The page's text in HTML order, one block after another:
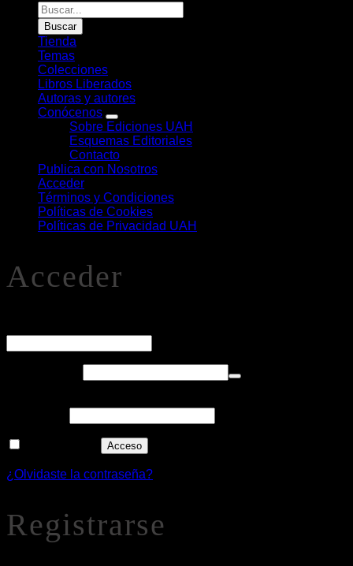
Búsqueda
de
Libros
Buscar
Tienda
Temas
Colecciones
Libros Liberados
Autoras y autores
Conócenos
Sobre Ediciones UAH
Esquemas Editoriales
Contacto
Publica con Nosotros
Acceder
Términos y Condiciones
Políticas de Cookies
Políticas de Privacidad UAH
Acceder
Acceso
¿Olvidaste la contraseña?
Registrarse